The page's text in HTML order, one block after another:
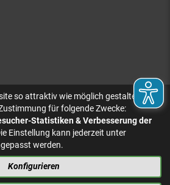
NACH OBEN
so attraktiv wie möglich gestalten.
für folgende Zwecke:
Statistiken & Verbesserung der
Einstellung kann jederzeit unter
werden.
Konfigurieren